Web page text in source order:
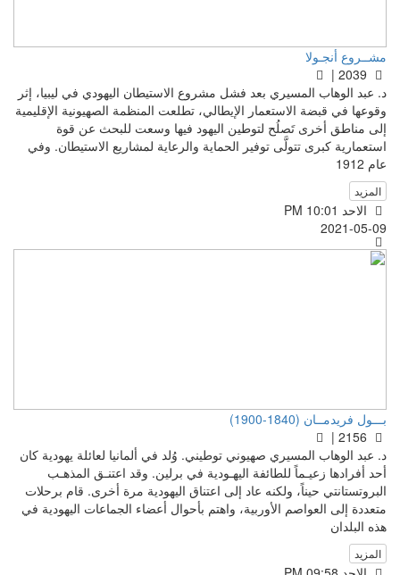
مشــروع أنجـولا
د. عبد الوهاب المسيري بعد فشل مشروع الاستيطان اليهودي في ليبيا، إثر
وقوعها في قبضة الاستعمار الإيطالي، تطلعت المنظمة الصهيونية الإقليمية
إلى مناطق أخرى تَصلُح لتوطين اليهود فيها وسعت للبحث عن قوة
استعمارية كبرى تتولَّى توفير الحماية والرعاية لمشاريع الاستيطان. وفي
عام 1912
المزيد
الاحد PM 10:01
2021-05-09
بـــول فريدمــان (1840-1900)
د. عبد الوهاب المسيري صهيوني توطيني. وُلد في ألمانيا لعائلة يهودية كان
أحد أفرادها زعيـماً للطائفة اليهـودية في برلين. وقد اعتنـق المذهـب
البروتستانتي حيناً، ولكنه عاد إلى اعتناق اليهودية مرة أخرى. قام برحلات
متعددة إلى العواصم الأوربية، واهتم بأحوال أعضاء الجماعات اليهودية في
هذه البلدان
المزيد